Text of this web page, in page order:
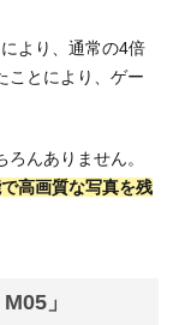
より、通常の4倍
ことにより、ゲー
んありません。
高画質な写真を残
」